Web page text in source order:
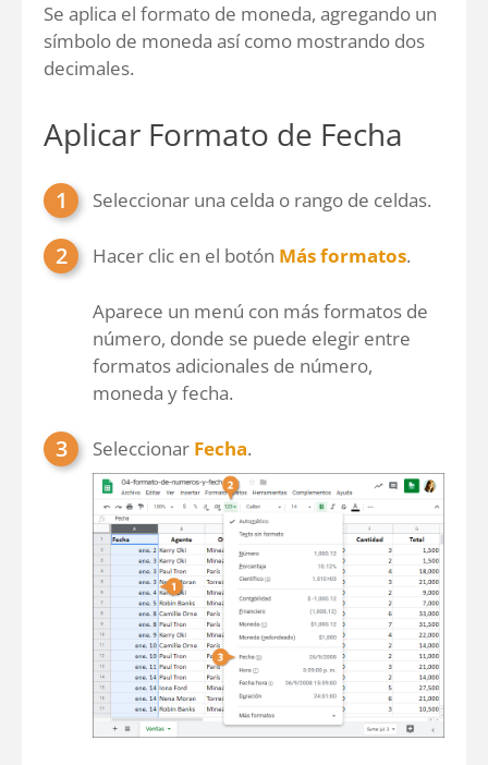
Se aplica el formato de moneda, agregando un
símbolo de moneda así como mostrando dos
decimales.
Aplicar Formato de Fecha
Seleccionar una celda o rango de celdas.
Hacer clic en el botón Más formatos.
Aparece un menú con más formatos de
número, donde se puede elegir entre
formatos adicionales de número,
moneda y fecha.
Seleccionar Fecha.